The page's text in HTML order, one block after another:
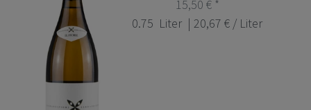
15,50 € *
0.75 Liter | 20,67 € / Liter